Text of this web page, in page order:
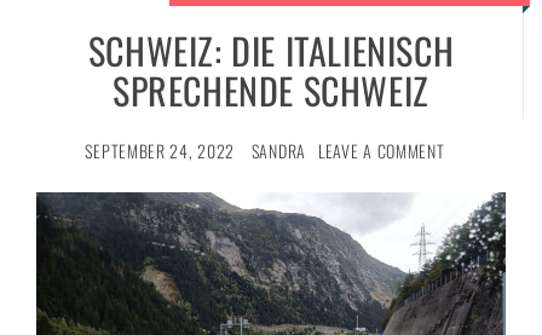
SCHWEIZ: DIE ITALIENISCH
SPRECHENDE SCHWEIZ
SEPTEMBER 24, 2022 SANDRA LEAVE A COMMENT